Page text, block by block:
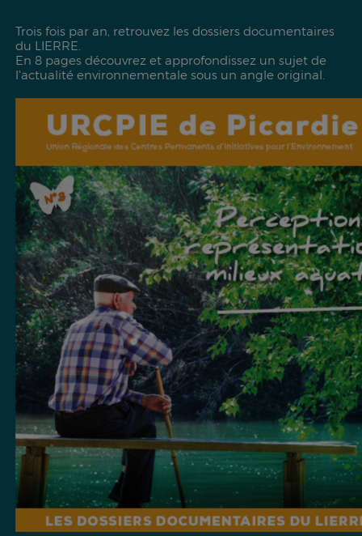
Trois fois par an, retrouvez les dossiers documentaires
du LIERRE.
En 8 pages découvrez et approfondissez un sujet de
l'actualité environnementale sous un angle original.